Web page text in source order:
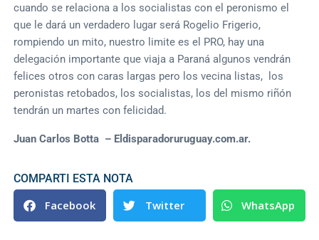
cuando se relaciona a los socialistas con el peronismo el
que le dará un verdadero lugar será Rogelio Frigerio,
rompiendo un mito, nuestro limite es el PRO, hay una
delegación importante que viaja a Paraná algunos vendrán
felices otros con caras largas pero los vecina listas, los
peronistas retobados, los socialistas, los del mismo riñón
tendrán un martes con felicidad.
Juan Carlos Botta – Eldisparadoruruguay.com.ar.
COMPARTI ESTA NOTA
Facebook Twitter WhatsApp